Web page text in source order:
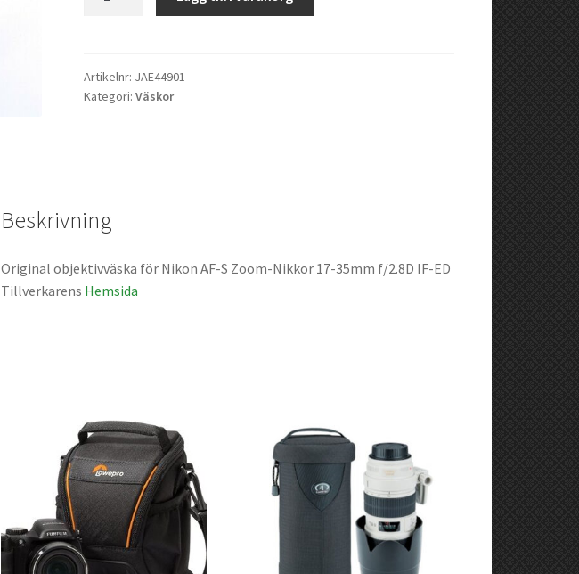
mängd
Artikelnr: JAE44901
Kategori: Väskor
Beskrivning
Original objektivväska för Nikon AF-S Zoom-Nikkor 17-35mm f/2.8D IF-ED
Tillverkarens Hemsida